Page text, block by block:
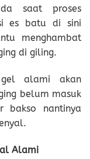
saat proses
es batu di sini
menghambat
di giling.
alami akan
belum masuk
bakso nantinya
Alami